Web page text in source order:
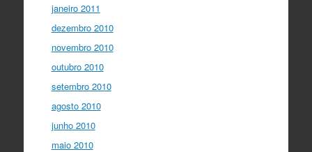
janeiro 2011
dezembro 2010
novembro 2010
outubro 2010
setembro 2010
agosto 2010
junho 2010
maio 2010